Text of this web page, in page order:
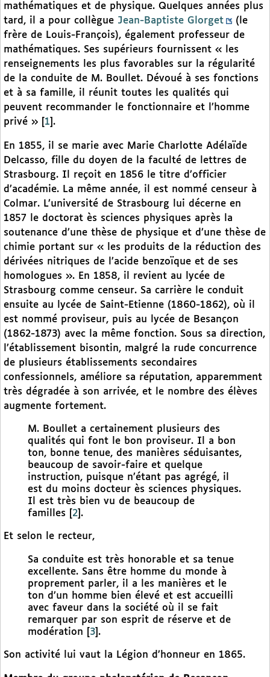
mathématiques et de physique. Quelques années plus
tard, il a pour collègue Jean-Baptiste Glorget
(le
frère de Louis-François), également professeur de
mathématiques. Ses supérieurs fournissent « les
renseignements les plus favorables sur la régularité
de la conduite de M. Boullet. Dévoué à ses fonctions
et à sa famille, il réunit toutes les qualités qui
peuvent recommander le fonctionnaire et l’homme
privé »
1 .
En 1855, il se marie avec Marie Charlotte Adélaïde
Delcasso, fille du doyen de la faculté de lettres de
Strasbourg. Il reçoit en 1856 le titre d’officier
d’académie. La même année, il est nommé censeur à
Colmar. L’université de Strasbourg lui décerne en
1857 le doctorat ès sciences physiques après la
soutenance d’une thèse de physique et d’une thèse de
chimie portant sur « les produits de la réduction des
dérivées nitriques de l’acide benzoïque et de ses
homologues ». En 1858, il revient au lycée de
Strasbourg comme censeur. Sa carrière le conduit
ensuite au lycée de Saint-Etienne (1860-1862), où il
est nommé proviseur, puis au lycée de Besançon
(1862-1873) avec la même fonction. Sous sa direction,
l’établissement bisontin, malgré la rude concurrence
de plusieurs établissements secondaires
confessionnels, améliore sa réputation, apparemment
très dégradée à son arrivée, et le nombre des élèves
augmente fortement.
M. Boullet a certainement plusieurs des
qualités qui font le bon proviseur. Il a bon
ton, bonne tenue, des manières séduisantes,
beaucoup de savoir-faire et quelque
instruction, puisque n’étant pas agrégé, il
est du moins docteur ès sciences physiques.
Il est très bien vu de beaucoup de
familles
2 .
Et selon le recteur,
Sa conduite est très honorable et sa tenue
excellente. Sans être homme du monde à
proprement parler, il a les manières et le
ton d’un homme bien élevé et est accueilli
avec faveur dans la société où il se fait
remarquer par son esprit de réserve et de
modération
3 .
Son activité lui vaut la Légion d’honneur en 1865.